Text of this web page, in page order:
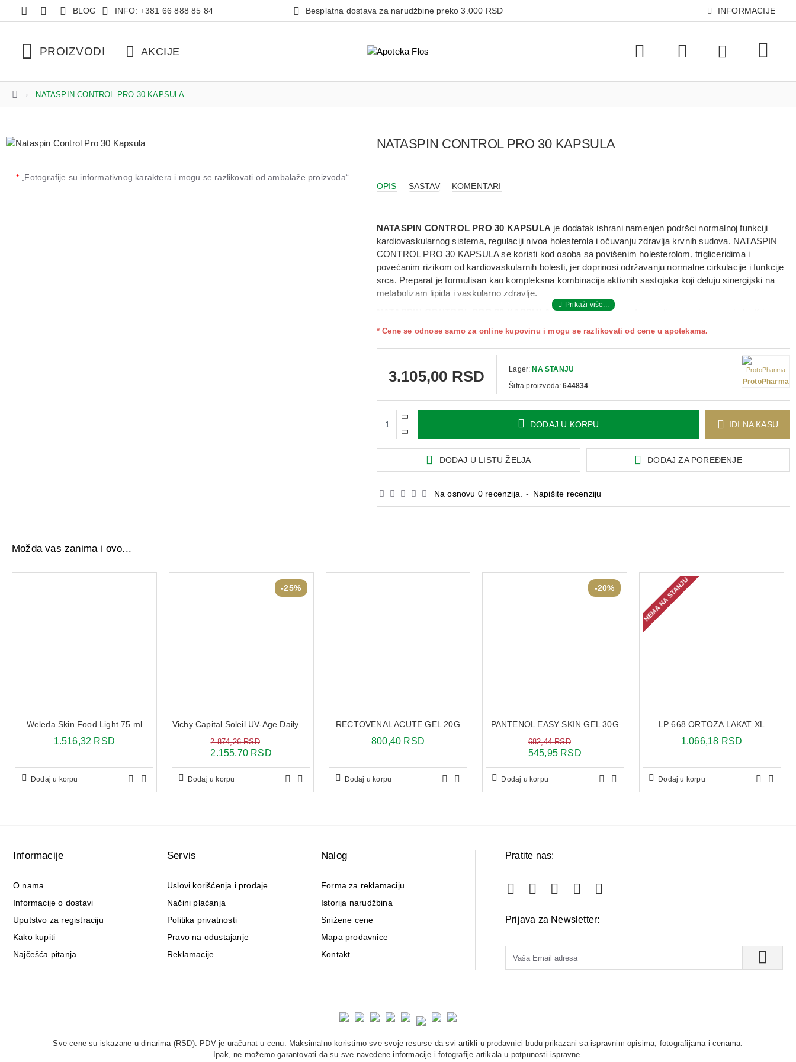
BLOG INFO: +381 66 888 85 84 Besplatna dostava za narudžbine preko 3.000 RSD INFORMACIJE
PROIZVODI AKCIJE
NATASPIN CONTROL PRO 30 KAPSULA
*„Fotografije su informativnog karaktera i mogu se razlikovati od ambalaže proizvoda“
NATASPIN CONTROL PRO 30 KAPSULA
OPIS SASTAV KOMENTARI
NATASPIN CONTROL PRO 30 KAPSULA je dodatak ishrani namenjen podršci normalnoj funkciji
kardiovaskularnog sistema, regulaciji nivoa holesterola i očuvanju zdravlja krvnih sudova. NATASPIN
CONTROL PRO 30 KAPSULA se koristi kod osoba sa povišenim holesterolom, trigliceridima i
povećanim rizikom od kardiovaskularnih bolesti, jer doprinosi održavanju normalne cirkulacije i funkcije
srca. Preparat je formulisan kao kompleksna kombinacija aktivnih sastojaka koji deluju sinergijski na
metabolizam lipida i vaskularno zdravlje.
sadrži natokinazu iz fermentisane soje, monakolin K iz
ekstrakte Terminalia arjuna i lovora. Ova kombinacija doprinosi održavanju normalnog nivoa holesterola
u krvi, podršci razgradnji fibrina, boljoj mikrocirkulaciji i zaštiti ćelija od oksidativnog stresa, uz podršku
normalnoj funkciji srca i krvnih sudova.
Upotreba:
Odrasli: 1 kapsula dnevno, 30 minuta pre obroka ili prema preporuci stručnog lica.
Na osnovu 0 recenzija. - Napišite recenziju
* Cene se odnose samo za online kupovinu i mogu se razlikovati od cene u apotekama.
3.105,00 RSD Lager: NA STANJU
Šifra proizvoda: 644834 ProtoPharma
DODAJ U KORPU IDI NA KASU
DODAJ U LISTU ŽELJA DODAJ ZA POREĐENJE
Možda vas zanima i ovo...
Weleda Skin Food Light 75 ml
1.516,32 RSD
Dodaj u korpu
-25%
2.155,70 RSD
2.874,26 RSD
Dodaj u korpu
RECTOVENAL ACUTE GEL 20G
800,40 RSD
Dodaj u korpu
-20%
PANTENOL EASY SKIN GEL 30G
545,95 RSD
682,44 RSD
Dodaj u korpu
NEMA NA STANJU
LP 668 ORTOZA LAKAT XL
1.066,18 RSD
Dodaj u korpu
Informacije
O nama
Informacije o dostavi
Uputstvo za registraciju
Kako kupiti
Najčešća pitanja
Servis
Uslovi korišćenja i prodaje
Načini plaćanja
Politika privatnosti
Pravo na odustajanje
Reklamacije
Nalog
Forma za reklamaciju
Istorija narudžbina
Snižene cene
Mapa prodavnice
Kontakt
Pratite nas:
Prijava za Newsletter:
Sve cene su iskazane u dinarima (RSD). PDV je uračunat u cenu. Maksimalno koristimo sve svoje resurse da svi artikli u prodavnici budu prikazani sa ispravnim opisima, fotografijama i cenama.
Ipak, ne možemo garantovati da su sve navedene informacije i fotografije artikala u potpunosti ispravne.